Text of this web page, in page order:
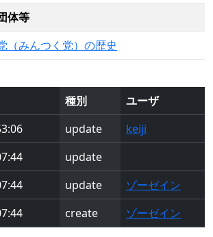
体等
（みんつく党）の歴史
種別
ユーザ
update
keiji
update
update
ゾーゼイン
create ゾーゼイン